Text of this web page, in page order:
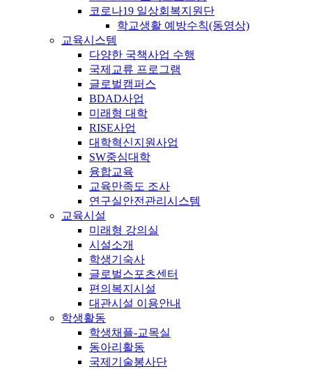
코로나19 일상회복지원단
학교생활 예방수칙(동영상)
교육시스템
다양한 국책사업 수행
국제교류 프로그램
글로벌캠퍼스
BDAD사업
미래형 대학
RISE사업
대학혁신지원사업
SW중심대학
융합교육
교육만족도 조사
연구실안전관리시스템
교육시설
미래형 강의실
시설소개
학생기숙사
글로벌스포츠센터
편의복지시설
대관시설 이용안내
학생활동
학생채플-교목실
동아리활동
국제기술봉사단